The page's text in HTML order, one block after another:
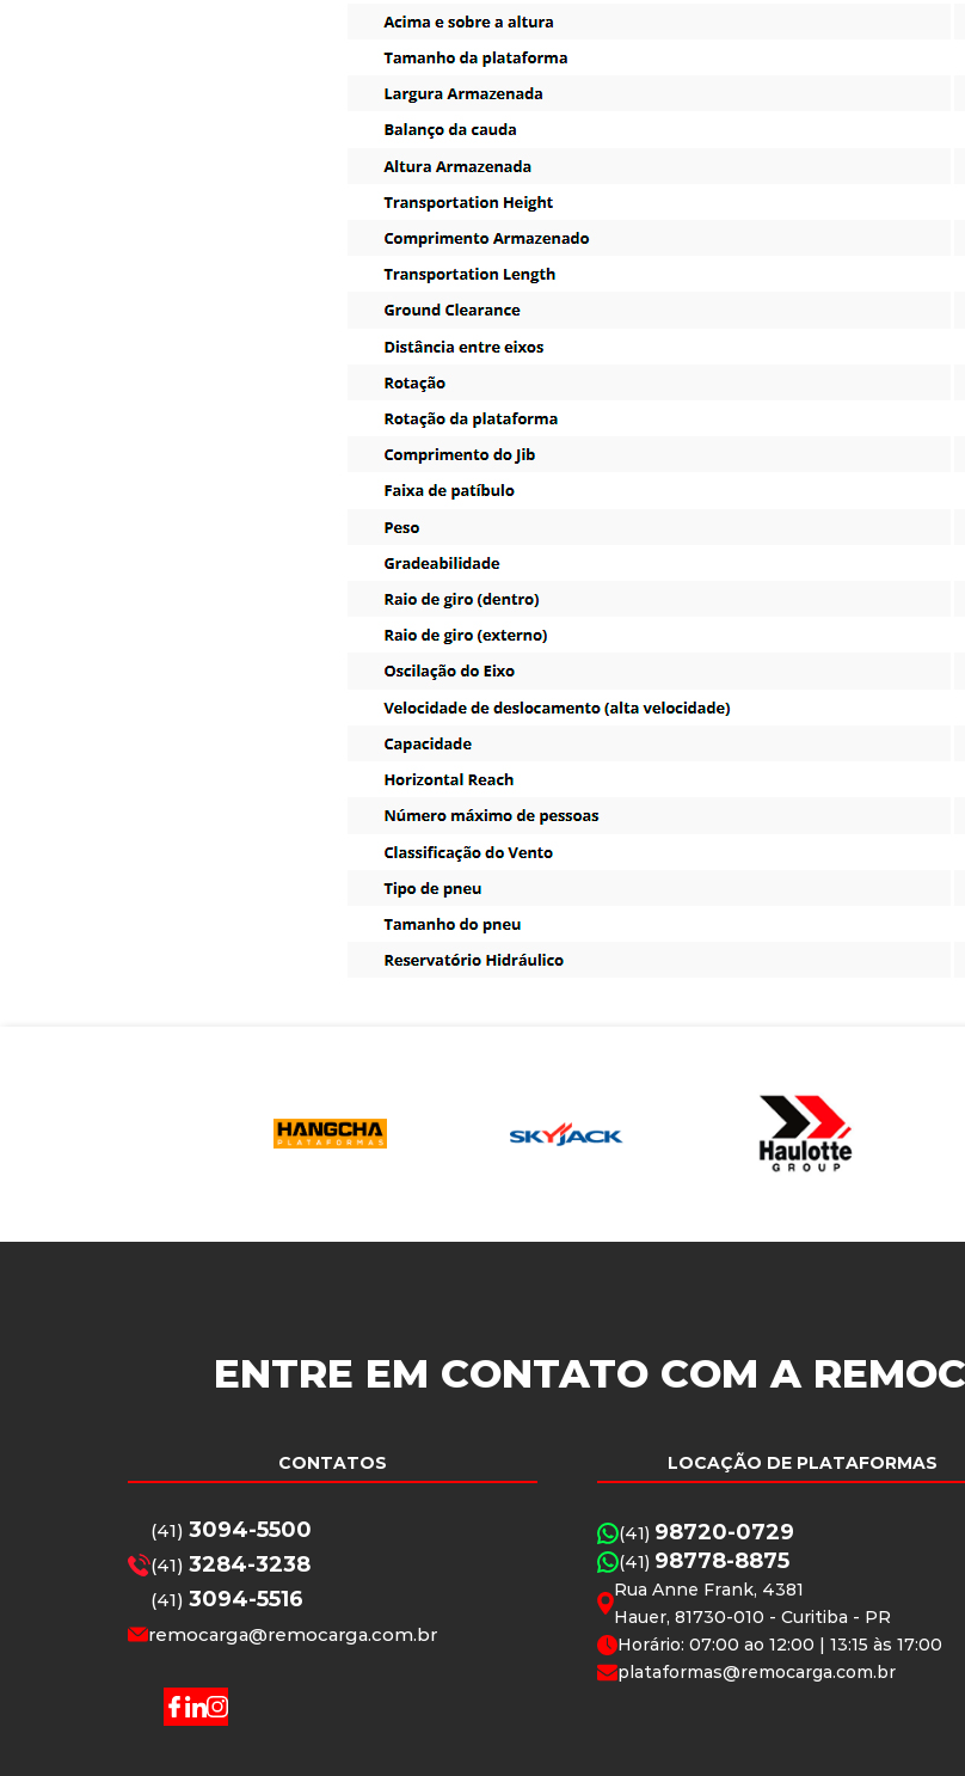
ENTRE EM CONTATO COM A
CONTATOS
(41) 3094-5500
(41) 3284-3238
(41) 3094-5516
remocarga@remocarga.com.br
LOCAÇÃO DE PLATAFORMAS
(41) 98720-0729
(41) 98778-8875
Rua Anne Frank, 4381
Hauer, 81730-010 - Curitiba - PR
Horário: 07:00 ao 12:00 | 13:15 às 17:00
plataformas@remocarga.com.br